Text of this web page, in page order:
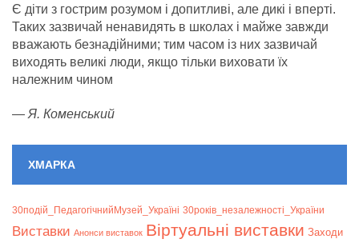
Є діти з гострим розумом і допитливі, але дикі і вперті.
Таких зазвичай ненавидять в школах і майже завжди
вважають безнадійними; тим часом із них зазвичай
виходять великі люди, якщо тільки виховати їх
належним чином
— Я. Коменський
ХМАРКА
30подій_ПедагогічнийМузей_Україні 30років_незалежності_України
Bиставки Анонси виставок Віртуальні виставки Заходи